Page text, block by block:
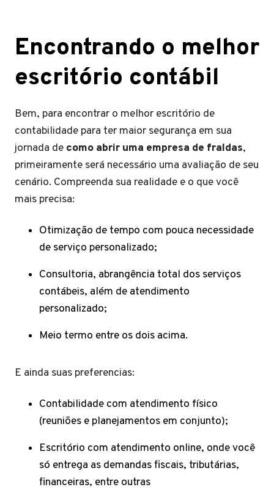
Encontrando o melhor
escritório contábil
Bem, para encontrar o melhor escritório de
contabilidade para ter maior segurança em sua
jornada de como abrir uma empresa de fraldas,
primeiramente será necessário uma avaliação de seu
cenário. Compreenda sua realidade e o que você
mais precisa:
Otimização de tempo com pouca necessidade
de serviço personalizado;
Consultoria, abrangência total dos serviços
contábeis, além de atendimento
personalizado;
Meio termo entre os dois acima.
E ainda suas preferencias:
Contabilidade com atendimento físico
(reuniões e planejamentos em conjunto);
Escritório com atendimento online, onde você
só entrega as demandas fiscais, tributárias,
financeiras, entre outras